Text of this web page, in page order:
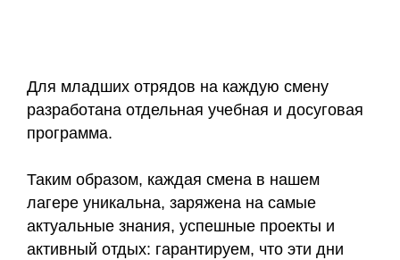
Для младших отрядов на каждую смену
разработана отдельная учебная и досуговая
программа.
Таким образом, каждая смена в нашем
лагере уникальна, заряжена на самые
актуальные знания, успешные проекты и
активный отдых: гарантируем, что эти дни